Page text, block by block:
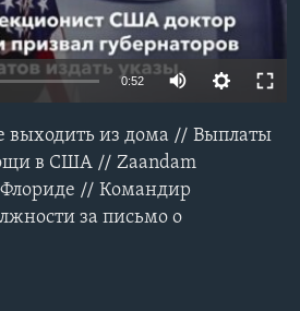
0:52
выходить из дома // Выплаты
в США // Zaandam
// Командир
за письмо о